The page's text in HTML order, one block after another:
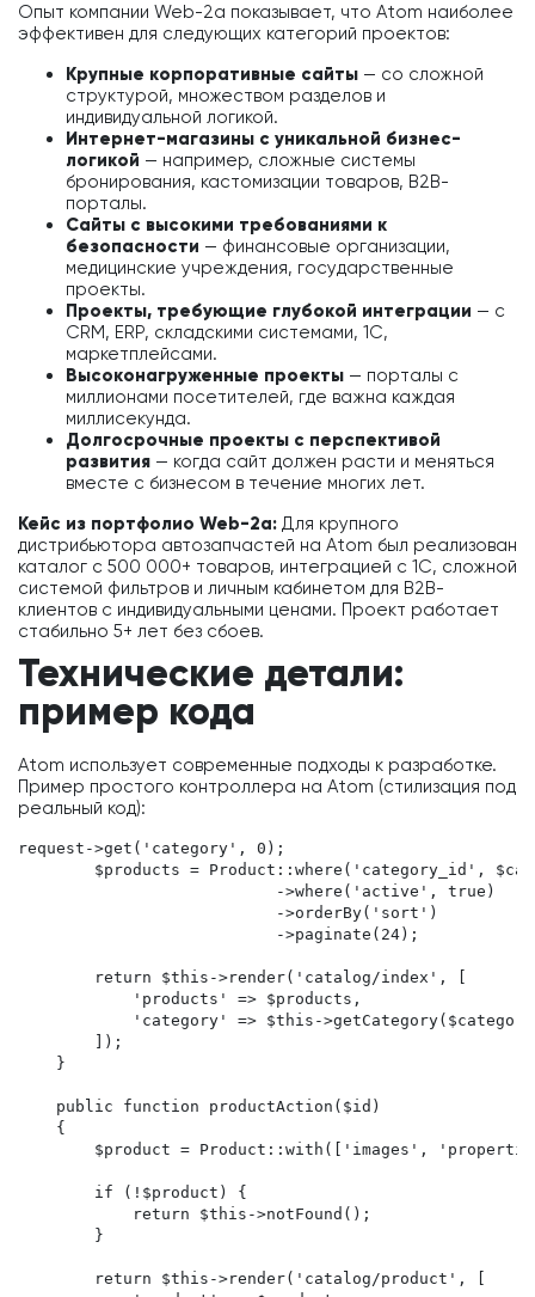
Опыт компании Web-2a показывает, что Atom наиболее
эффективен для следующих категорий проектов:
Крупные корпоративные сайты — со сложной
структурой, множеством разделов и
индивидуальной логикой.
Интернет-магазины с уникальной бизнес-
логикой — например, сложные системы
бронирования, кастомизации товаров, B2B-
порталы.
Сайты с высокими требованиями к
безопасности — финансовые организации,
медицинские учреждения, государственные
проекты.
Проекты, требующие глубокой интеграции — с
CRM, ERP, складскими системами, 1С,
маркетплейсами.
Высоконагруженные проекты — порталы с
миллионами посетителей, где важна каждая
миллисекунда.
Долгосрочные проекты с перспективой
развития — когда сайт должен расти и меняться
вместе с бизнесом в течение многих лет.
Кейс из портфолио Web-2a: Для крупного
дистрибьютора автозапчастей на Atom был реализован
каталог с 500 000+ товаров, интеграцией с 1С, сложной
системой фильтров и личным кабинетом для B2B-
клиентов с индивидуальными ценами. Проект работает
стабильно 5+ лет без сбоев.
Технические детали:
пример кода
Atom использует современные подходы к разработке.
Пример простого контроллера на Atom (стилизация под
реальный код):
request->get('category', 0);
$products = Product::where('category_id',
                           ->where('active', true)
                           ->orderBy('sort')
                           ->paginate(24);
        return $this->render('catalog/index', [
            'products' => $products,
'category' => $this-
        ]);
    }
    public function productAction($id)
    {
$product = Product::with(['images',
        if (!$product) {
            return $this->notFound();
        }
        return $this->render('catalog/product', [